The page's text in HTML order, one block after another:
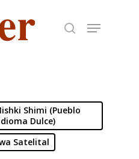
Shimi (Pueblo
Dulce)
Satelital